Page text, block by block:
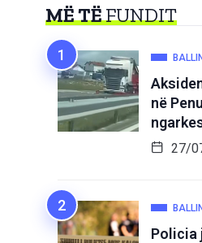
MË TËFUNDIT
në
27/
Policia